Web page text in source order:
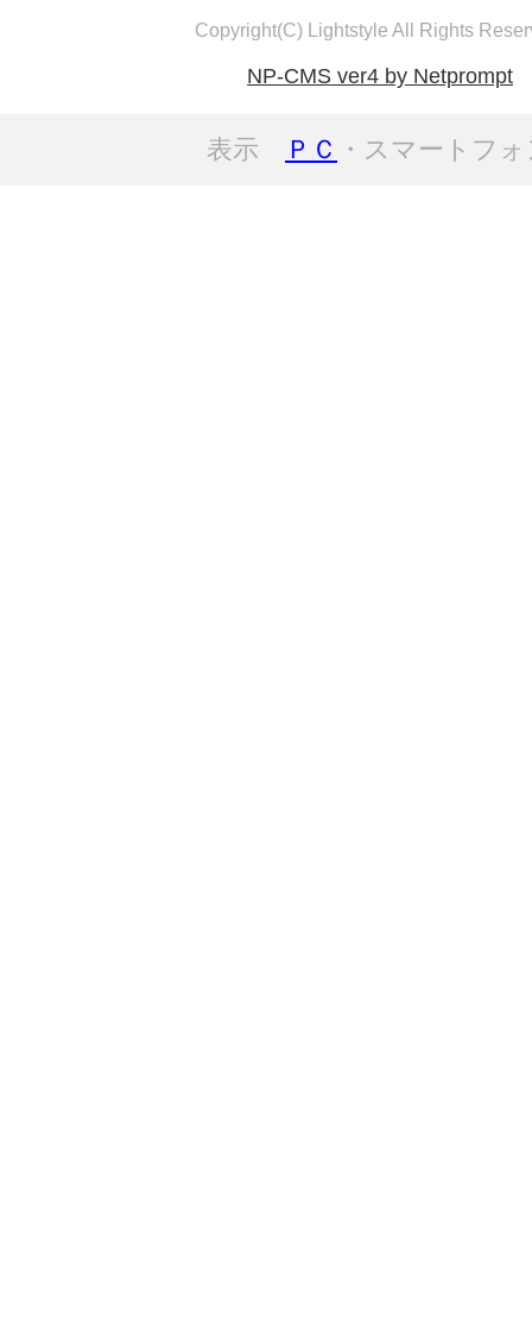
Copyright(C) Lightstyle All Rights
NP-CMS ver4 by Netprompt
表示 ＰＣ ・スマートフ